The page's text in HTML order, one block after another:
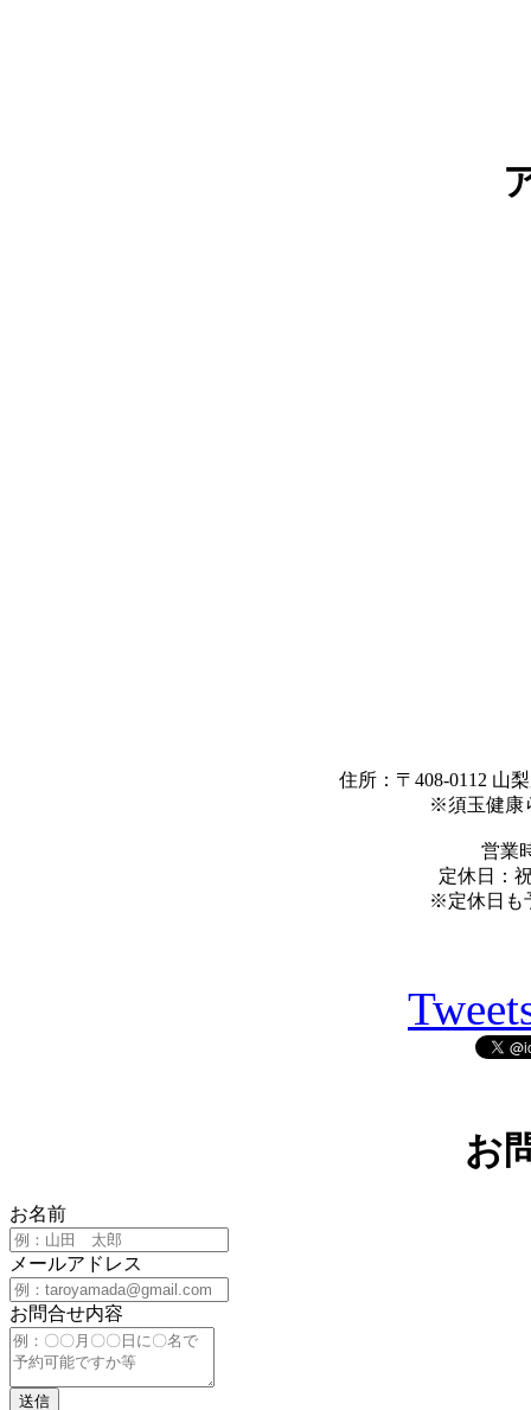
住所：〒408-0112 山
※須玉健康
営業
定休日：
※定休日も
お
お名前
メールアドレス
お問合せ内容
送信